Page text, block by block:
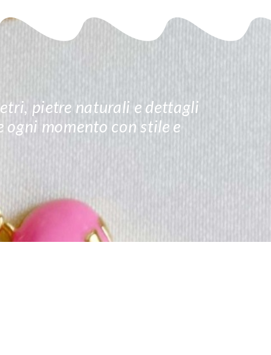
pietre naturali e dettagli
ogni momento con stile e